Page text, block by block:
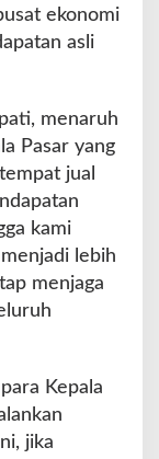
ekonomi
asli
menaruh
Pasar yang
jual
kami
lebih
menjaga
Kepala
jika